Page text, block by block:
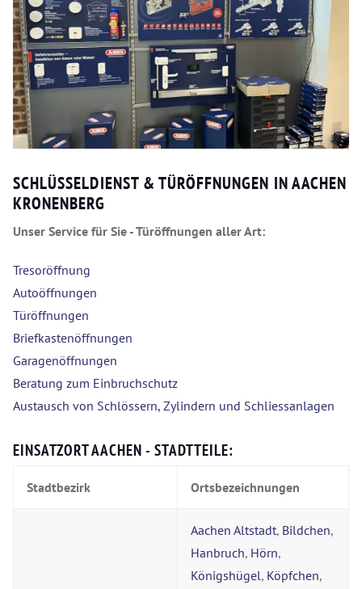
SCHLÜSSELDIENST & TÜRÖFFNUNGEN IN AACHEN
KRONENBERG
Unser Service für Sie - Türöffnungen aller Art:
Tresoröffnung
Autoöffnungen
Türöffnungen
Briefkastenöffnungen
Garagenöffnungen
Beratung zum Einbruchschutz
Austausch von Schlössern, Zylindern und Schliessanlagen
EINSATZORT AACHEN - STADTTEILE:
Stadtbezirk Ortsbezeichnungen
Aachen Altstadt, Bildchen,
Hanbruch, Hörn,
Königshügel, Köpfchen,